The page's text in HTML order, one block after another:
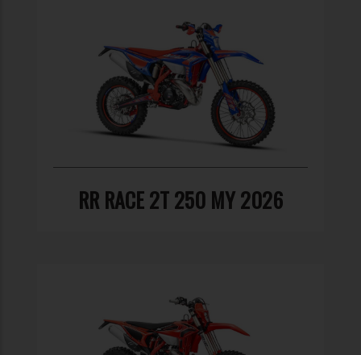
RR RACE 2T 250 MY 2026